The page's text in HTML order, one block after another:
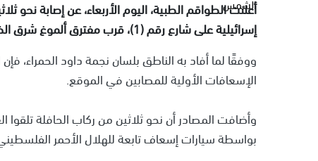
أعلنت الطواقم الطبية، اليوم الأربعاء، عن إصابة نحو
إسرائيلية على شارع رقم (1)، قرب مفترق ألموغ شرق الضفة الغربية.
ووفقًا لما أفاد به الناطق بلسان نجمة داود الحمراء،
الإسعافات الأولية للمصابين في الموقع.
وأضافت المصادر أن نحو ثلاثين من ركاب الحافلة
بواسطة سيارات إسعاف تابعة للهلال الأحمر